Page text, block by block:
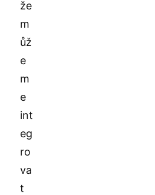
že
m
ůž
e
m
e
int
eg
ro
va
t